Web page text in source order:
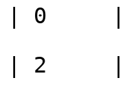
| 0
| 2